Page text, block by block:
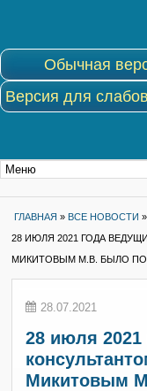
Обычная
Версия для
ГЛАВНАЯ » ВСЕ НОВОСТИ »
28 ИЮЛЯ 2021 ГОДА
МИКИТОВЫМ М.В. БЫЛО
28.07.2021
28 июля
Микитовым